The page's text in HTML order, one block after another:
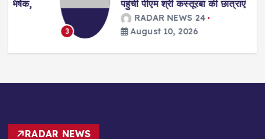
पहुंची पीएम श्री कस्तूरबा की छात्राएं
RADAR NEWS 24
August 10, 2026
RADAR NEWS